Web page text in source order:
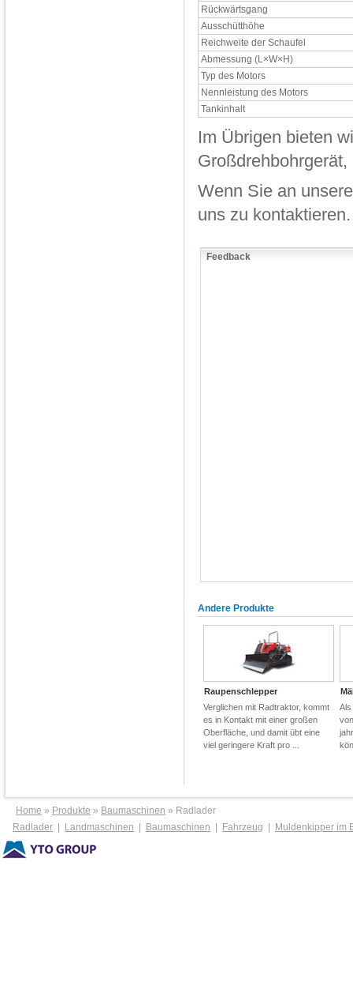
Rückwärtsgang
Ausschütthöhe
Reichweite der Schaufel
Abmessung (L×W×H)
Typ des Motors
Nennleistung des Motors
Tankinhalt
Im Übrigen bieten
Großdrehbohrgerät,
Wenn Sie an
uns zu kontaktieren.
Feedback
Andere Produkte
Raupenschlepper
Verglichen mit Radtraktor, kommt
es in Kontakt mit einer großen
Oberfläche, und damit übt eine
viel geringere Kraft pro ...
Home » Produkte » Baumaschinen » Radlader
Radlader
Landmaschinen Baumaschinen Fahrzeug Muldenkipper im